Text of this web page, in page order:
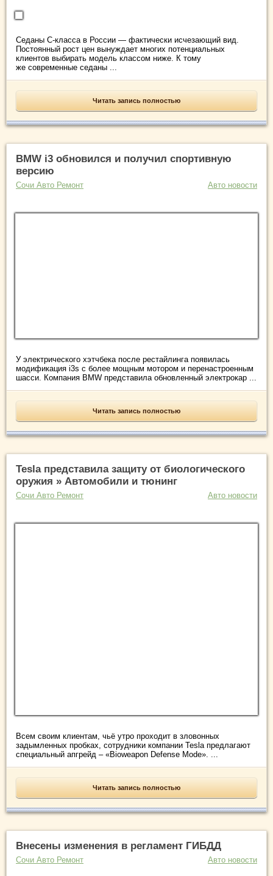
Седаны С-класса в России — фактически исчезающий вид.
Постоянный рост цен вынуждает многих потенциальных
клиентов выбирать модель классом ниже. К тому
же современные седаны ...
Читать запись полностью
BMW i3 обновился и получил спортивную
версию
Сочи Авто Ремонт Авто новости
У электрического хэтчбека после рестайлинга появилась
модификация i3s с более мощным мотором и перенастроенным
шасси. Компания BMW представила обновленный электрокар ...
Читать запись полностью
Tesla представила защиту от биологического
оружия » Автомобили и тюнинг
Сочи Авто Ремонт Авто новости
Всем своим клиентам, чьё утро проходит в зловонных
задымленных пробках, сотрудники компании Tesla предлагают
специальный апгрейд – «Bioweapon Defense Mode». ...
Читать запись полностью
Внесены изменения в регламент ГИБДД
Сочи Авто Ремонт Авто новости